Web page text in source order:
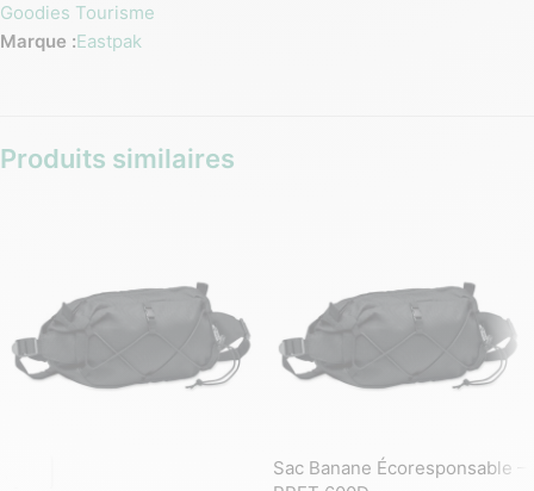
Goodies Tourisme
Marque :Eastpak
Produits similaires
Sac Banane Écoresponsable –